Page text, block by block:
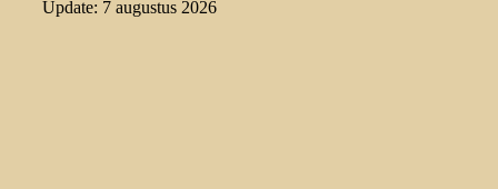
Update: 7 augustus 2026